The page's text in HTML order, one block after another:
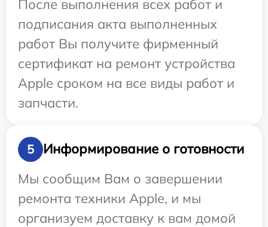
После выполнения всех работ и
подписания акта выполненных
работ Вы получите фирменный
сертификат на ремонт устройства
Apple сроком на все виды работ и
запчасти.
5
Информирование о готовности
Мы сообщим Вам о завершении
ремонта техники Apple, и мы
организуем доставку к вам домой